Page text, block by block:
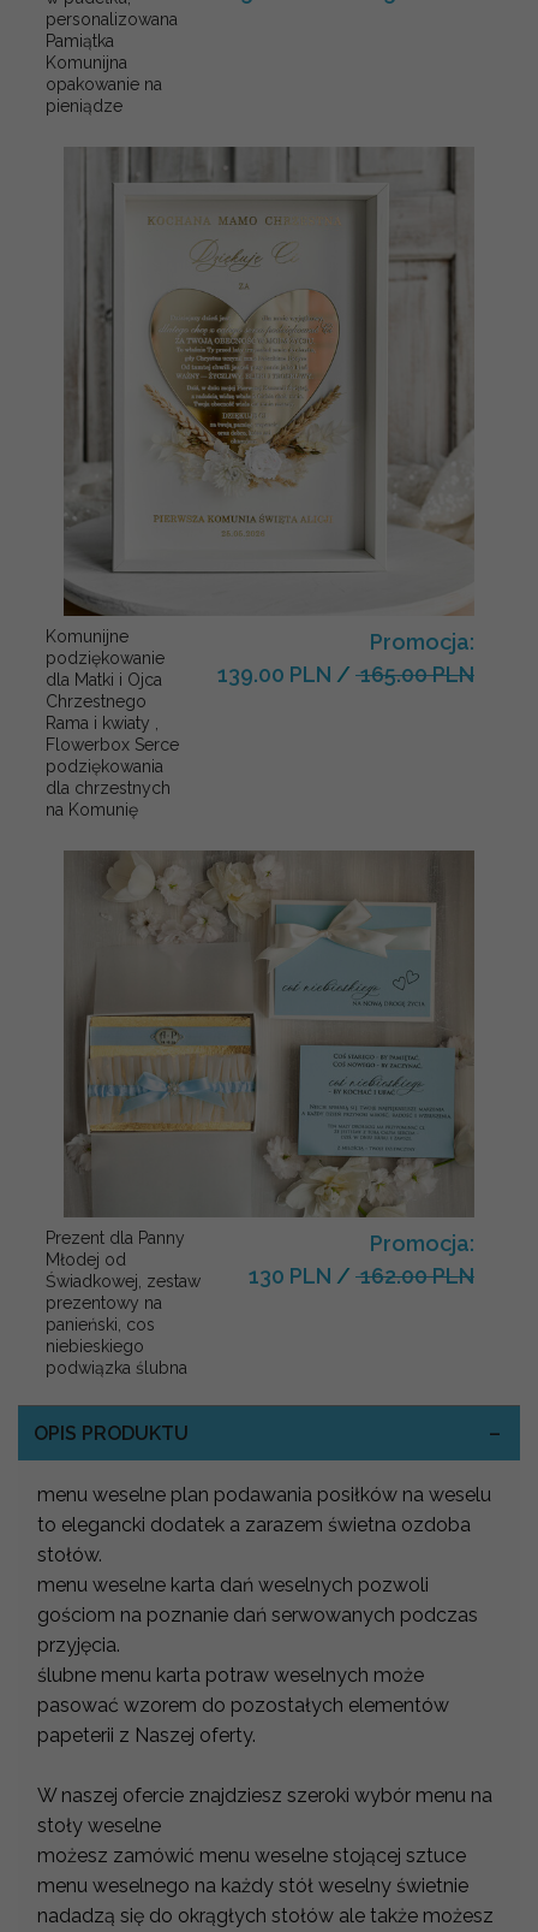
personalizowana
Pamiątka
Komunijna
opakowanie na
pieniądze
Komunijne
podziękowanie
dla Matki i Ojca
Chrzestnego
Rama i kwiaty ,
Flowerbox Serce
podziękowania
dla chrzestnych
na Komunię
Promocja:
139.00 PLN / 165.00 PLN
Prezent dla Panny
Młodej od
Świadkowej, zestaw
prezentowy na
panieński, cos
niebieskiego
podwiązka ślubna
Promocja:
130 PLN / 162.00 PLN
OPIS PRODUKTU
menu weselne plan podawania posiłków na weselu
to elegancki dodatek a zarazem świetna ozdoba
stołów.
menu weselne karta dań weselnych pozwoli
gościom na poznanie dań serwowanych podczas
przyjęcia.
ślubne menu karta potraw weselnych może
pasować wzorem do pozostałych elementów
papeterii z Naszej oferty.
W naszej ofercie znajdziesz szeroki wybór menu na
stoły weselne
możesz zamówić menu weselne stojącej sztuce
menu weselnego na każdy stół weselny świetnie
nadadzą się do okrągłych stołów ale także możesz